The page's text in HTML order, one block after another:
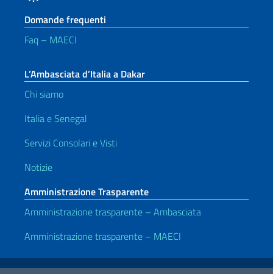
Domande frequenti
Faq – MAECI
L’Ambasciata d’Italia a Dakar
Chi siamo
Italia e Senegal
Servizi Consolari e Visti
Notizie
Amministrazione Trasparente
Amministrazione trasparente – Ambasciata
Amministrazione trasparente – MAECI
Link Utili